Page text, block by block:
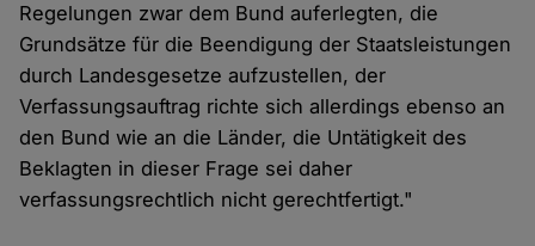
Regelungen zwar dem Bund auferlegten, die
Grundsätze für die Beendigung der Staatsleistungen
durch Landesgesetze aufzustellen, der
Verfassungsauftrag richte sich allerdings ebenso an
den Bund wie an die Länder, die Untätigkeit des
Beklagten in dieser Frage sei daher
verfassungsrechtlich nicht gerechtfertigt."